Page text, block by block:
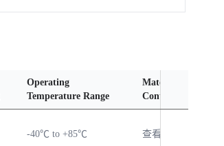
Operating
Temperature Range
Material
Content
-40℃ to +85℃ 查看